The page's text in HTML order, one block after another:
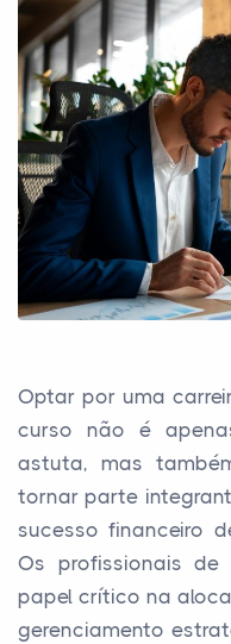
Optar por uma
curso não é
astuta, mas
tornar parte
sucesso financeiro
Os profissionais de
papel crítico na
gerenciamento